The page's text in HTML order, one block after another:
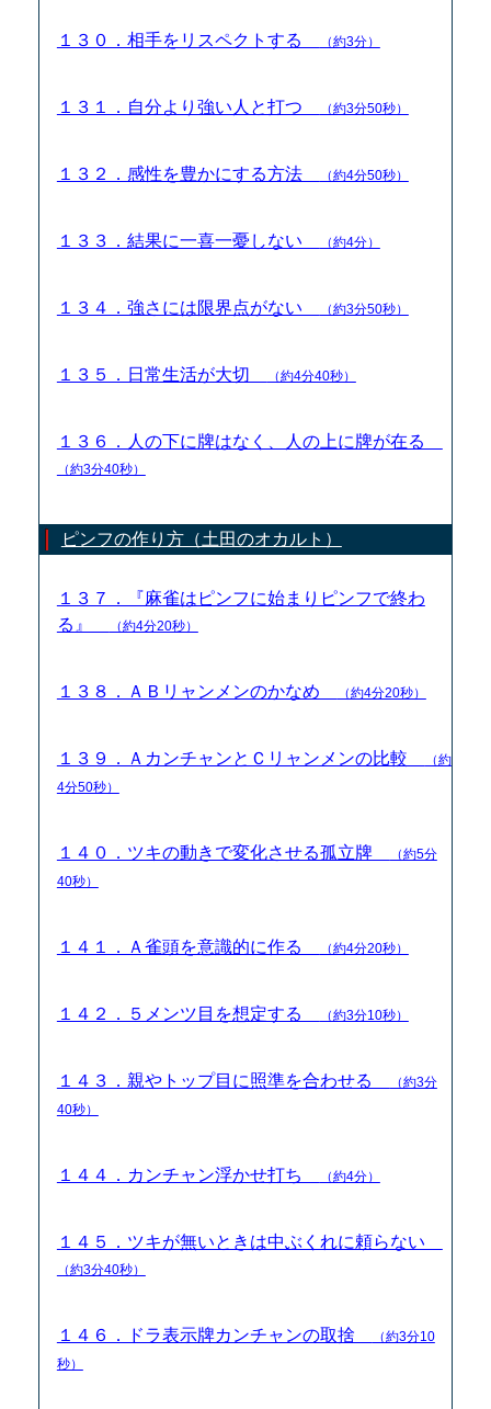
１３０．相手をリスペクトする （約3分）
１３１．自分より強い人と打つ （約3分50秒）
１３２．感性を豊かにする方法 （約4分50秒）
１３３．結果に一喜一憂しない （約4分）
１３４．強さには限界点がない （約3分50秒）
１３５．日常生活が大切 （約4分40秒）
１３６．人の下に牌はなく、人の上に牌が在る
（約3分40秒）
ピンフの作り方（土田のオカルト）
１３７．『麻雀はピンフに始まりピンフで終わ
る』
（約4分20秒）
１３８．ＡＢリャンメンのかなめ （約4分20秒）
１３９．ＡカンチャンとＣリャンメンの比較
（約
4分50秒）
１４０．ツキの動きで変化させる孤立牌
（約5分
40秒）
１４１．Ａ雀頭を意識的に作る （約4分20秒）
１４２．５メンツ目を想定する （約3分10秒）
１４３．親やトップ目に照準を合わせる
（約3分
40秒）
１４４．カンチャン浮かせ打ち （約4分）
１４５．ツキが無いときは中ぶくれに頼らない
（約3分40秒）
１４６．ドラ表示牌カンチャンの取捨
（約3分10
秒）